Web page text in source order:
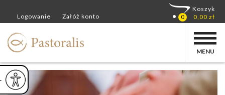
czcionkę
czcionka
Powiększ czcionkę
MENU